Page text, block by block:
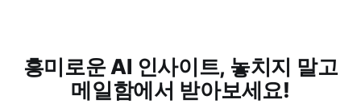
흥미로운 AI 인사이트, 놓치지 말고
메일함에서 받아보세요!